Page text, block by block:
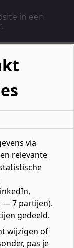
in een
via
relevante
— 7 partijen).
gedeeld.
wijzigen of
pas je